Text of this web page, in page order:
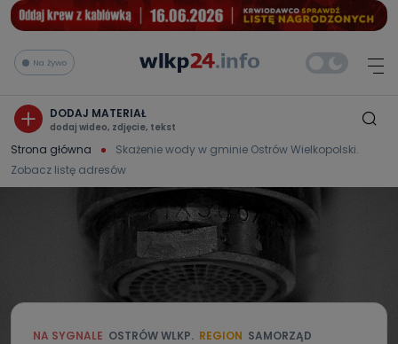
Na żywo
DODAJ MATERIAŁ
dodaj wideo, zdjęcie, tekst
Strona główna
Skażenie wody w gminie Ostrów Wielkopolski.
Zobacz listę adresów
NA SYGNALE OSTRÓW WLKP. REGION SAMORZĄD